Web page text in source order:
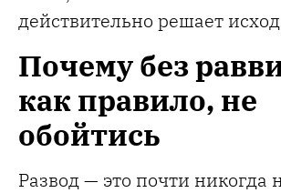
действительно решает
Почему без
как правило, не
обойтись
Развод — это почти никогда